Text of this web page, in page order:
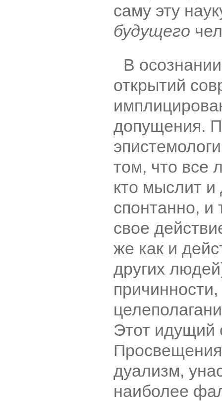
саму эту
будущего
В
открытий
допущения.
том, что все
кто мыслит и
спонтанно, и
свое
же как и
других
причинности,
Этот идущий
дуализм,
наиболее